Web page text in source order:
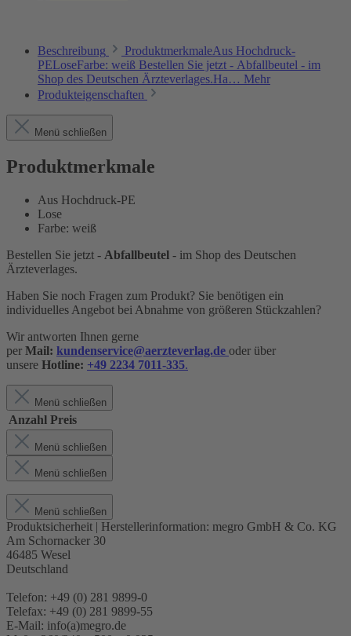
Beschreibung
ProduktmerkmaleAus Hochdruck-
PELoseFarbe: weiß Bestellen Sie jetzt - Abfallbeutel - im
Shop des Deutschen Ärzteverlages.Ha… Mehr
Produkteigenschaften
Menü schließen
Produktmerkmale
Aus Hochdruck-PE
Lose
Farbe: weiß
Bestellen Sie jetzt - Abfallbeutel - im Shop des Deutschen
Ärzteverlages.
Haben Sie noch Fragen zum Produkt? Sie benötigen ein
individuelles Angebot bei Abnahme von größeren Stückzahlen?
Wir antworten Ihnen gerne
per Mail: kundenservice@aerzteverlag.de oder über
unsere Hotline: +49 2234 7011-335.
Menü schließen
Anzahl Preis
Menü schließen
Menü schließen
Menü schließen
Produktsicherheit | Herstellerinformation: megro GmbH & Co. KG
Am Schornacker 30
46485 Wesel
Deutschland
Telefon: +49 (0) 281 9899-0
Telefax: +49 (0) 281 9899-55
E-Mail: info(a)megro.de